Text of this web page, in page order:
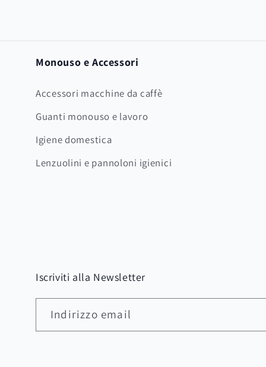
Monouso e Accessori
Accessori macchine da caffè
Guanti monouso e lavoro
Igiene domestica
Lenzuolini e pannoloni igienici
Iscriviti alla Newsletter
Indirizzo email